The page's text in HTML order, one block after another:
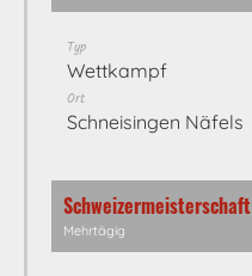
Typ
Wettkampf
Ort
Schneisingen Näfels
Schweizermeisterschaft
Mehrtägig